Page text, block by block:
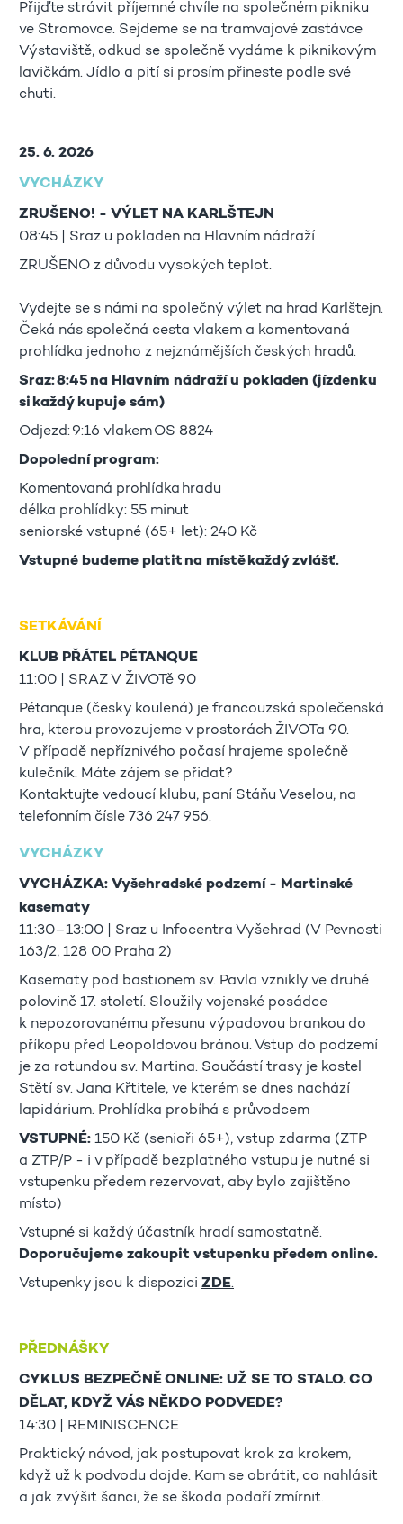
Přijďte strávit příjemné chvíle na společném pikniku
ve Stromovce. Sejdeme se na tramvajové zastávce
Výstaviště, odkud se společně vydáme k piknikovým
lavičkám. Jídlo a pití si prosím přineste podle své
chuti.
25. 6. 2026
VYCHÁZKY
ZRUŠENO! - VÝLET NA KARLŠTEJN
08:45 | Sraz u pokladen na Hlavním nádraží
ZRUŠENO z důvodu vysokých teplot.
Vydejte se s námi na společný výlet na hrad Karlštejn.
Čeká nás společná cesta vlakem a komentovaná
prohlídka jednoho z nejznámějších českých hradů.
Sraz: 8:45 na Hlavním nádraží u pokladen (jízdenku
si každý kupuje sám)
Odjezd: 9:16 vlakem OS 8824
Dopolední program:
Komentovaná prohlídka hradu
délka prohlídky: 55 minut
seniorské vstupné (65+ let): 240 Kč
Vstupné budeme platit na místě každý zvlášť.
SETKÁVÁNÍ
KLUB PŘÁTEL PÉTANQUE
11:00 | SRAZ V ŽIVOTě 90
Pétanque (česky koulená) je francouzská společenská
hra, kterou provozujeme v prostorách ŽIVOTa 90.
V případě nepříznivého počasí hrajeme společně
kulečník. Máte zájem se přidat?
Kontaktujte vedoucí klubu, paní Stáňu Veselou, na
telefonním čísle 736 247 956.
VYCHÁZKY
VYCHÁZKA: Vyšehradské podzemí - Martinské
kasematy
11:30–13:00 | Sraz u Infocentra Vyšehrad (V Pevnosti
163/2, 128 00 Praha 2)
Kasematy pod bastionem sv. Pavla vznikly ve druhé
polovině 17. století. Sloužily vojenské posádce
k nepozorovanému přesunu výpadovou brankou do
příkopu před Leopoldovou bránou. Vstup do podzemí
je za rotundou sv. Martina. Součástí trasy je kostel
Stětí sv. Jana Křtitele, ve kterém se dnes nachází
lapidárium. Prohlídka probíhá s průvodcem
VSTUPNÉ: 150 Kč (senioři 65+), vstup zdarma (ZTP
a ZTP/P - i v případě bezplatného vstupu je nutné si
vstupenku předem rezervovat, aby bylo zajištěno
místo)
Vstupné si každý účastník hradí samostatně.
Doporučujeme zakoupit vstupenku předem online.
Vstupenky jsou k dispozici ZDE.
PŘEDNÁŠKY
CYKLUS BEZPEČNĚ ONLINE: UŽ SE TO STALO. CO
DĚLAT, KDYŽ VÁS NĚKDO PODVEDE?
14:30 | REMINISCENCE
Praktický návod, jak postupovat krok za krokem,
když už k podvodu dojde. Kam se obrátit, co nahlásit
a jak zvýšit šanci, že se škoda podaří zmírnit.